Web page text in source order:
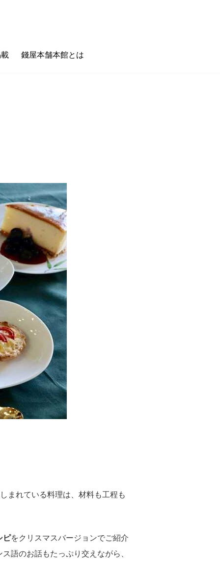
錢屋本舗本館とは
まれている料理は、材料も工程も
ピをクリスマスバージョンでご紹介
語のお話もたっぷり交えながら、